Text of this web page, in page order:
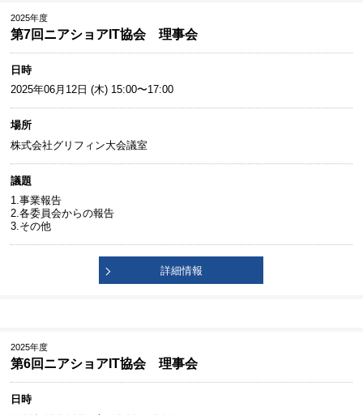
2025年度
第7回ニアショアIT協会 理事会
日時
2025年06月12日 (木) 15:00〜17:00
場所
株式会社グリフィン大会議室
議題
1.事業報告
2.各委員会からの報告
3.その他
詳細情報
2025年度
第6回ニアショアIT協会 理事会
日時